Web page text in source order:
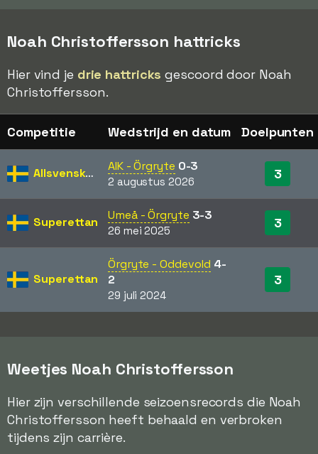
Noah Christoffersson hattricks
Hier vind je drie hattricks gescoord door Noah
Christoffersson.
Competitie Wedstrijd en datum Doelpunten
Allsvenskan AIK - Örgryte 0-3
2 augustus 2026 3
Superettan Umeå - Örgryte 3-3
26 mei 2025 3
Superettan
Örgryte - Oddevold 4-
2
29 juli 2024
3
Weetjes Noah Christoffersson
Hier zijn verschillende seizoensrecords die Noah
Christoffersson heeft behaald en verbroken
tijdens zijn carrière.